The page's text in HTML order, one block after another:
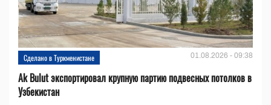
Сделано в Туркменистане 01.08.2026 - 09:38
Ak Bulut экспортировал крупную партию подвесных потолков в
Узбекистан